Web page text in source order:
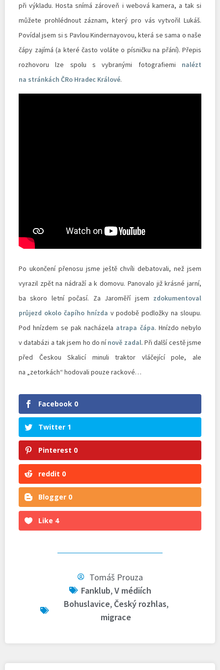
při výkladu. Hosta snímá zároveň i webová kamera, a tak si
můžete prohlédnout záznam, který pro vás vytvořil Lukáš.
Povídal jsem si s Pavlou Kindernayovou, která se sama o naše
čápy zajímá (a které často voláte o písničku na přání). Přepis
rozhovoru lze spolu s vybranými fotografiemi nalézt
na stránkách ČRo Hradec Králové.
Po ukončení přenosu jsme ještě chvíli debatovali, než jsem
vyrazil zpět na nádraží a k domovu. Panovalo již krásné jarní,
ba skoro letní počasí. Za Jaroměří jsem zdokumentoval
průjezd okolo čapího hnízda v podobě podložky na sloupu.
Pod hnízdem se pak nacházela atrapa čápa. Hnízdo nebylo
v databázi a tak jsem ho do nínově zadal. Při další cestě jsme
před Českou Skalicí minuli traktor vláčející pole, ale
na „zetorkách“ hodovali pouze rackové…
Facebook 0
Twitter 1
Pinterest 0
reddit 0
Blogger 0
Like 4
Tomáš Prouza
Fanklub,V médiích
Bohuslavice, Český rozhlas,
migrace